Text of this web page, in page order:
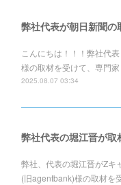
こんにちは！！！弊社代
様の取材を受けて、専門
2025.08.07 03:34
弊社代表の堀江晋が取
弊社、代表の堀江晋がZキ
(旧agentbank)様の取材を